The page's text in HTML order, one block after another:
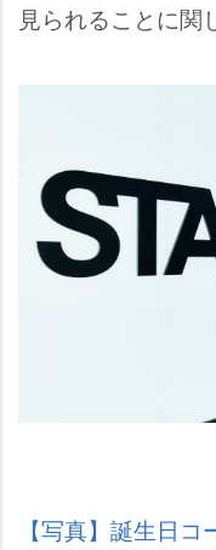
見られることに関
【写真】誕生日